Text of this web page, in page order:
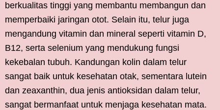
berkualitas tinggi yang membantu membangun dan
memperbaiki jaringan otot. Selain itu, telur juga
mengandung vitamin dan mineral seperti vitamin D,
B12, serta selenium yang mendukung fungsi
kekebalan tubuh. Kandungan kolin dalam telur
sangat baik untuk kesehatan otak, sementara lutein
dan zeaxanthin, dua jenis antioksidan dalam telur,
sangat bermanfaat untuk menjaga kesehatan mata.